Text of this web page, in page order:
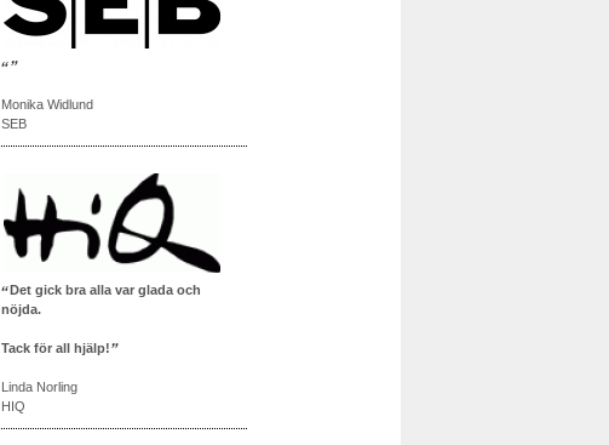
Monika Widlund
SEB
Det gick bra alla var glada och
nöjda.
Tack för all hjälp!
Linda Norling
HIQ